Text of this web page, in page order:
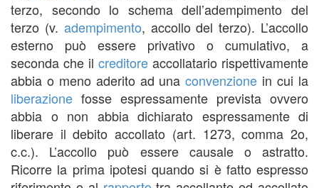
terzo, secondo lo schema dell’adempimento del
terzo (v. adempimento, accollo del terzo). L’accollo
esterno può essere privativo o cumulativo, a
seconda che il creditore accollatario rispettivamente
abbia o meno aderito ad unaconvenzione in cui la
liberazione fosse espressamente prevista ovvero
abbia o non abbia dichiarato espressamente di
liberare il debito accollato (art. 1273, comma 2o,
c.c.). L’accollo può essere causale o astratto.
Ricorre la prima ipotesi quando si è fatto espresso